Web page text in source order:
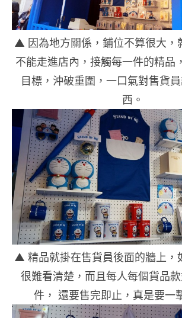
▲ 因為地方關係，鋪位不算很大，
不能走進店內，接觸每一件的精品
目標，沖破重圍，一口氣對售貨
西。
▲ 精品就掛在售貨員後面的牆上，
很難看清楚，而且每人每個貨品
件， 還要售完即止，真是要一